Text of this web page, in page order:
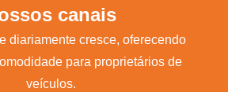
canais
diariamente cresce, oferecendo
para proprietários de
veículos.